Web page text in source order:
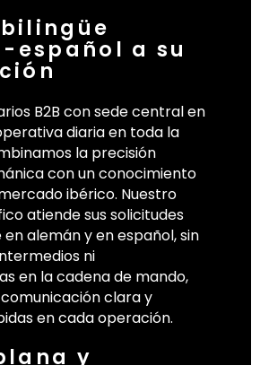
español a su
B2B con sede central en
diaria en toda la
la precisión
con un conocimiento
ibérico. Nuestro
atiende sus solicitudes
alemán y en español, sin
ni
en la cadena de mando,
clara y
en cada operación.
y